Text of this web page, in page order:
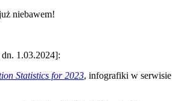
niebawem!
dn. 1.03.2024]:
Statistics for 2023, infografiki w serwisie